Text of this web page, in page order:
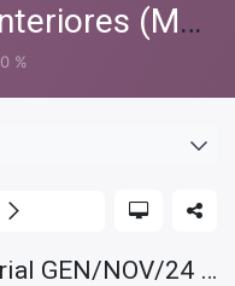
Clases Grabadas Anteriores (Material de apoyo para alumnos)
0 %
Clase Ingeniería Industrial GEN/NOV/24 - 2025/04/03